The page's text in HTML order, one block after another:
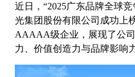
近日，“2025广东品牌全球
光集团股份有限公司成功上
AAAAA级企业，展现了公
力、价值创造力与品牌影响力